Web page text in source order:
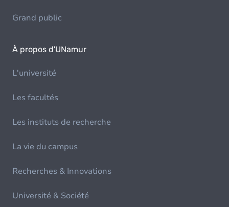
Grand public
À propos d'UNamur
L'université
Les facultés
Les instituts de recherche
La vie du campus
Recherches & Innovations
Université & Société